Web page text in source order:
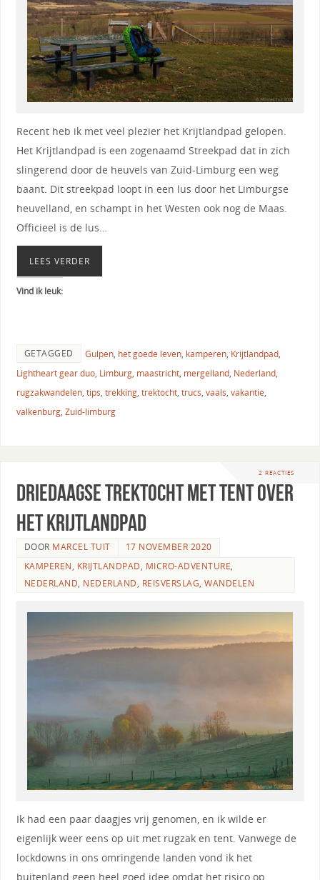
Recent heb ik met veel plezier het Krijtlandpad gelopen.
Het Krijtlandpad is een zogenaamd Streekpad dat in zich
slingerend door de heuvels van Zuid-Limburg een weg
baant. Dit streekpad loopt in een lus door het Limburgse
heuvelland, en schampt in het Westen ook nog de Maas.
Officieel is de lus…
LEES VERDER
Vind ik leuk:
GETAGGED Gulpen, het goede leven, kamperen, Krijtlandpad,
Lightheart gear duo, Limburg, maastricht, mergelland, Nederland,
rugzakwandelen, tips, trekking, trektocht, trucs, vaals, vakantie,
valkenburg, Zuid-limburg
2 REACTIES
Driedaagse trektocht met tent over
het Krijtlandpad
DOOR MARCEL TUIT
17 NOVEMBER 2020
KAMPEREN, KRIJTLANDPAD, MICRO-ADVENTURE,
NEDERLAND, NEDERLAND, REISVERSLAG,WANDELEN
Ik had een paar daagjes vrij genomen, en ik wilde er
eigenlijk weer eens op uit met rugzak en tent. Vanwege de
lockdowns in ons omringende landen vond ik het
buitenland geen heel goed idee omdat het risico op